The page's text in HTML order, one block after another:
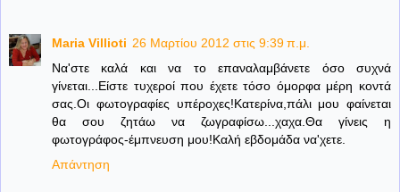
Maria Villioti 26 Μαρτίου 2012 στις 9:39 π.μ.
Να'στε καλά και να το επαναλαμβάνετε όσο συχνά
γίνεται...Είστε τυχεροί που έχετε τόσο όμορφα μέρη κοντά
σας.Οι φωτογραφίες υπέροχες!Κατερίνα,πάλι μου φαίνεται
θα σου ζητάω να ζωγραφίσω...χαχα.Θα γίνεις η
φωτογράφος-έμπνευση μου!Καλή εβδομάδα να'χετε.
Απάντηση